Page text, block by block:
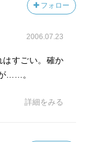
フォロー
2006.07.23
はすごい。確か
……。
詳細をみる